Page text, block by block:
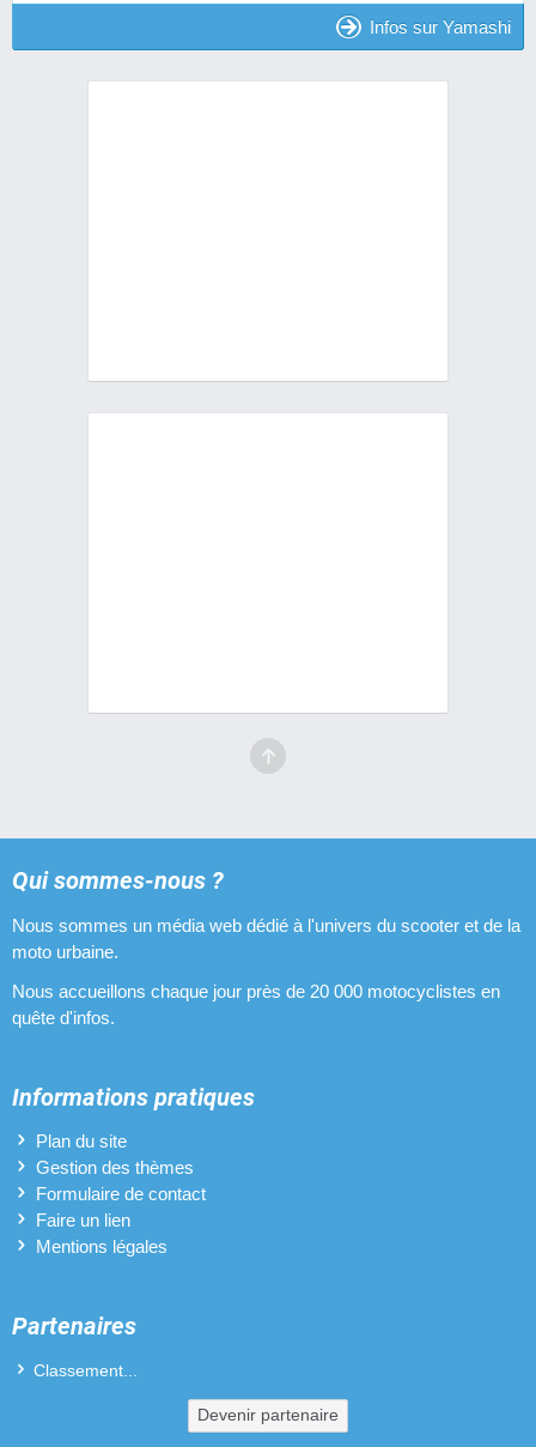
Infos sur Yamashi
Qui sommes-nous ?
Nous sommes un média web dédié à l'univers du scooter et de la
moto urbaine.
Nous accueillons chaque jour près de 20 000 motocyclistes en
quête d'infos.
Informations pratiques
Plan du site
Gestion des thèmes
Formulaire de contact
Faire un lien
Mentions légales
Partenaires
Classement...
Devenir partenaire